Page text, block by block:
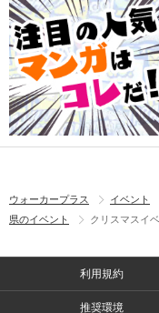
ウォーカープラス イベント
県のイベント
クリスマスイ
利用規約
推奨環境